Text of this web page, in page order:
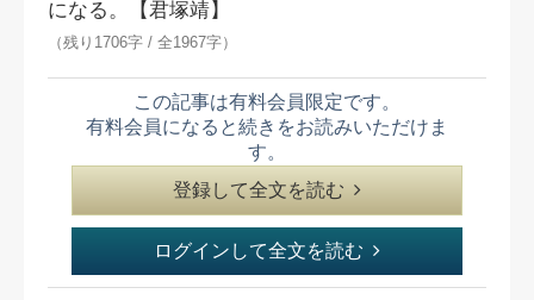
になる。【君塚靖】
（残り1706字 / 全1967字）
この記事は有料会員限定です。
有料会員になると続きをお読みいただけま
す。
登録して全文を読む
ログインして全文を読む